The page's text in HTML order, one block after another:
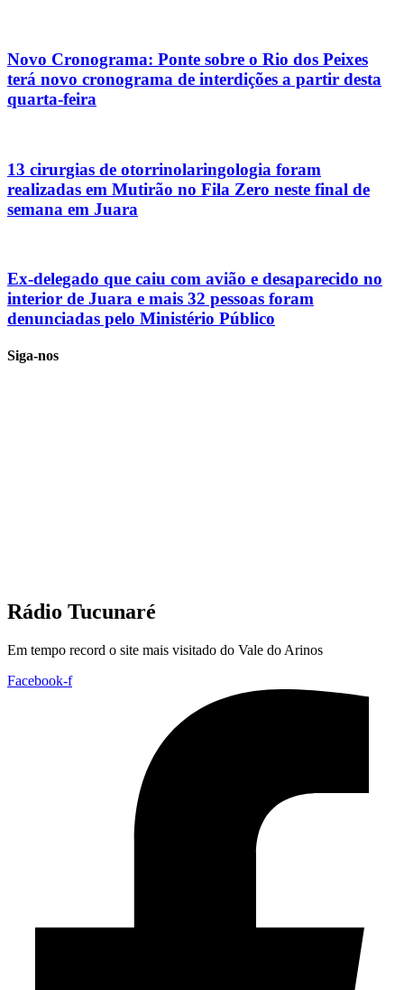
Novo Cronograma: Ponte sobre o Rio dos Peixes
terá novo cronograma de interdições a partir desta
quarta-feira
13 cirurgias de otorrinolaringologia foram
realizadas em Mutirão no Fila Zero neste final de
semana em Juara
Ex-delegado que caiu com avião e desaparecido no
interior de Juara e mais 32 pessoas foram
denunciadas pelo Ministério Público
Siga-nos
Rádio Tucunaré
Em tempo record o site mais visitado do Vale do Arinos
Facebook-f